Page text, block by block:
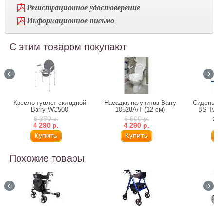
Регистрационное удостоверение
Информационное письмо
С этим товаром покупают
Кресло-туалет складной
Barry WC500
6 350 р.
4 290 р.
Насадка на унитаз Barry
10528А/T (12 см)
6 600 р.
4 290 р.
BS
Похожие товары